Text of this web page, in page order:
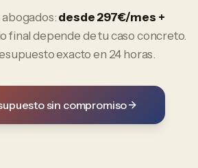
abogados: desde 297€/mes +
final depende de tu caso concreto.
exacto en 24 horas.
sin compromiso